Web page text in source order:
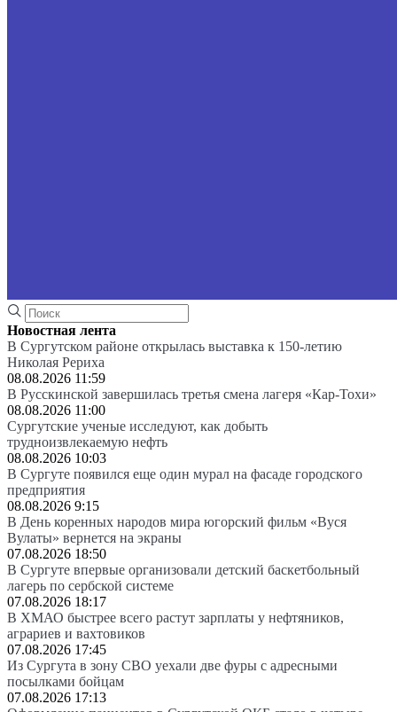
Новостная лента
В Сургутском районе открылась выставка к 150-летию
Николая Рериха
08.08.2026 11:59
В Русскинской завершилась третья смена лагеря «Кар-Тохи»
08.08.2026 11:00
Сургутские ученые исследуют, как добыть
трудноизвлекаемую нефть
08.08.2026 10:03
В Сургуте появился еще один мурал на фасаде городского
предприятия
08.08.2026 9:15
В День коренных народов мира югорский фильм «Вуся
Вулаты» вернется на экраны
07.08.2026 18:50
В Сургуте впервые организовали детский баскетбольный
лагерь по сербской системе
07.08.2026 18:17
В ХМАО быстрее всего растут зарплаты у нефтяников,
аграриев и вахтовиков
07.08.2026 17:45
Из Сургута в зону СВО уехали две фуры с адресными
посылками бойцам
07.08.2026 17:13